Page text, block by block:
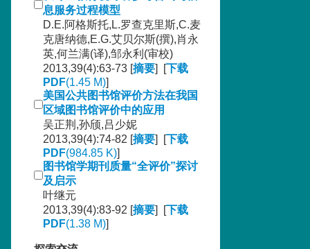
息服务过程模型
D.E.阿格斯托,L.罗查克里斯,C.麦
克唐纳德,E.G.艾贝尔斯(撰),肖永
英,何兰满(译),邹永利(审校)
2013,39(4):63-73 [摘要] [下载
PDF(1.45 M)]
美国公共图书馆评价方法在我国
区域图书馆评价中的应用
吴正荆,孙颀,吕少妮
2013,39(4):74-82 [摘要] [下载
PDF(984.85 K)]
图书馆学期刊质量“全评价”探讨
及启示
叶继元
2013,39(4):83-92 [摘要] [下载
PDF(1.38 M)]